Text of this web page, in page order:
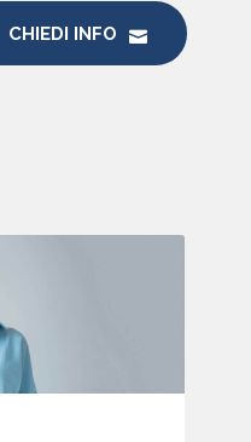
CHIEDI INFO